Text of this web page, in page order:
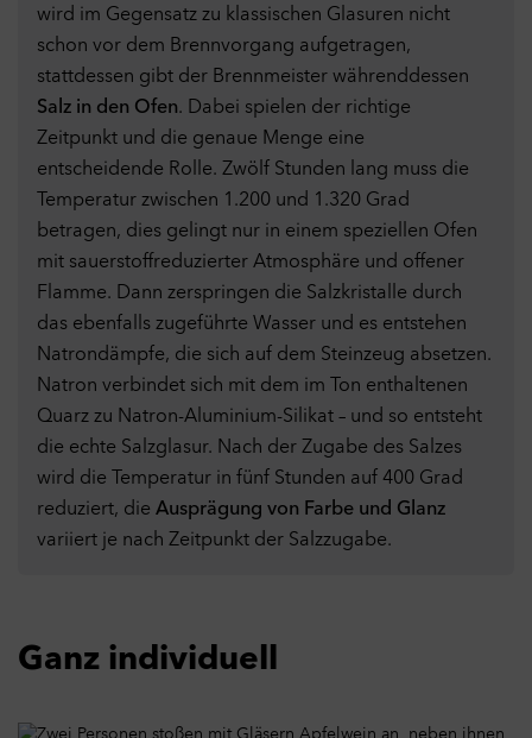
wird im Gegensatz zu klassischen Glasuren nicht
schon vor dem Brennvorgang aufgetragen,
stattdessen gibt der Brennmeister währenddessen
Salz in den Ofen. Dabei spielen der richtige
Zeitpunkt und die genaue Menge eine
entscheidende Rolle. Zwölf Stunden lang muss die
Temperatur zwischen 1.200 und 1.320 Grad
betragen, dies gelingt nur in einem speziellen Ofen
mit sauerstoffreduzierter Atmosphäre und offener
Flamme. Dann zerspringen die Salzkristalle durch
das ebenfalls zugeführte Wasser und es entstehen
Natrondämpfe, die sich auf dem Steinzeug absetzen.
Natron verbindet sich mit dem im Ton enthaltenen
Quarz zu Natron-Aluminium-Silikat – und so entsteht
die echte Salzglasur. Nach der Zugabe des Salzes
wird die Temperatur in fünf Stunden auf 400 Grad
reduziert, die Ausprägung von Farbe und Glanz
variiert je nach Zeitpunkt der Salzzugabe.
Ganz individuell
Datenschutzeinstellungen
Hier können Sie Ihre Datenschutz- und
Privatsphäreeinstellungen anpassen. Weitere Informationen
finden Sie in unsererDatenschutzerklärung.
Notwendige Cookies
Ein
Technisch notwendige Cookies helfen dabei eine Webseite
nutzbar zu machen, indem sie Grundfunktionen wie
Seitennavigation und Zugriff auf sichere Bereiche der Webseite
ermöglichen. Die Webseite kann ohne diese Cookies nicht
richtig funktionieren.
Angebots gemessen werden. Die Cookies ermöglichen es uns
unter anderem zu verfolgen, welche Website vor dem Zugriff
genutzt wurde. Diese Daten verwenden wir unter anderem zur